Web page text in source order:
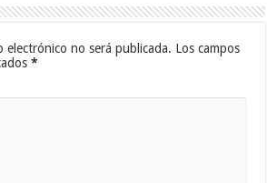
electrónico no será publicada. Los campos
*